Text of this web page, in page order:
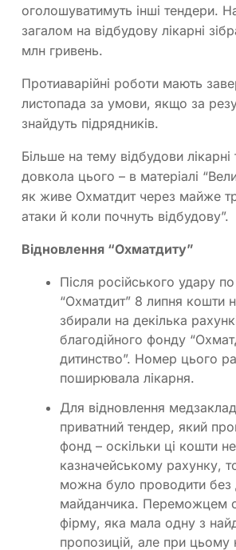
оголошуватимуть інші тендери.
загалом на відбудову лікарні
млн гривень.
Протиаварійні роботи мають
листопада за умови, якщо за
знайдуть підрядників.
Більше на тему відбудови
довкола цього – в матеріалі
як живе Охматдит через майже
атаки й коли почнуть відбудову”.
Відновлення “Охматдиту”
Після російського удару по
“Охматдит” 8 липня кошти
збирали на декілька
благодійного фонду
дитинство”. Номер цього
поширювала лікарня.
Для відновлення
приватний тендер, який
фонд – оскільки ці кошти
казначейському рахунку,
можна було проводити без
майданчика. Переможцем
фірму, яка мала одну з
пропозицій, але при цьому